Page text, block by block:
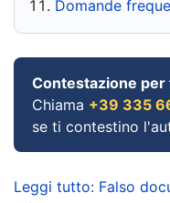
Domande
Contestazione
Chiama +39 335
se ti contestino
Leggi tutto: Falso